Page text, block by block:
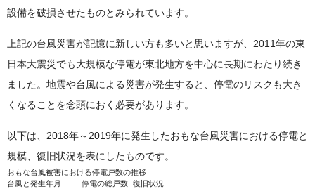
設備を破損させたものとみられています。
上記の台風災害が記憶に新しい方も多いと思いますが、2011年の東
日本大震災でも大規模な停電が東北地方を中心に長期にわたり続き
ました。地震や台風による災害が発生すると、停電のリスクも大き
くなることを念頭におく必要があります。
以下は、2018年～2019年に発生したおもな台風災害における停電と
規模、復旧状況を表にしたものです。
おもな台風被害における停電戸数の推移
台風と発生年月
停電の総戸数 復旧状況